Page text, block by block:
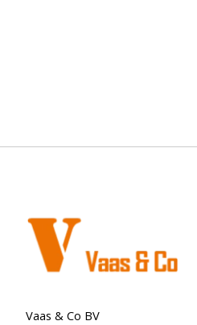
Vaas & Co BV